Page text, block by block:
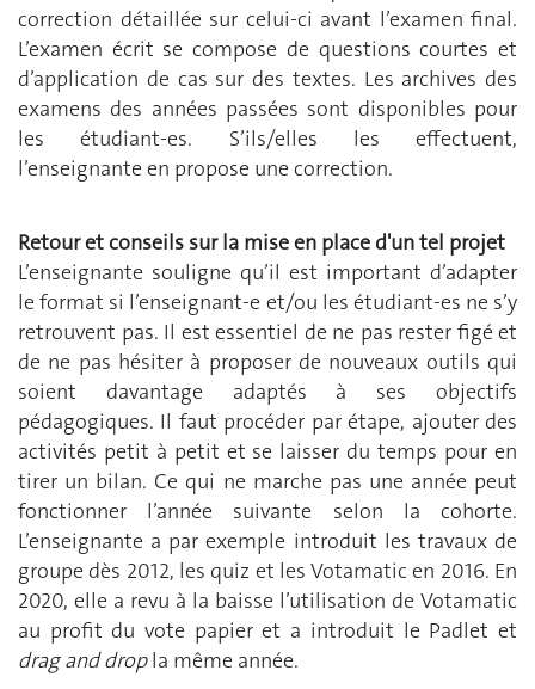
correction détaillée sur celui-ci avant l’examen final.
L’examen écrit se compose de questions courtes et
d’application de cas sur des textes. Les archives des
examens des années passées sont disponibles pour
les étudiant-es. S’ils/elles les effectuent,
l’enseignante en propose une correction.
Retour et conseils sur la mise en place d'un tel projet
L’enseignante souligne qu’il est important d’adapter
le format si l’enseignant-e et/ou les étudiant-es ne s’y
retrouvent pas. Il est essentiel de ne pas rester figé et
de ne pas hésiter à proposer de nouveaux outils qui
soient davantage adaptés à ses objectifs
pédagogiques. Il faut procéder par étape, ajouter des
activités petit à petit et se laisser du temps pour en
tirer un bilan. Ce qui ne marche pas une année peut
fonctionner l’année suivante selon la cohorte.
L’enseignante a par exemple introduit les travaux de
groupe dès 2012, les quiz et les Votamatic en 2016. En
2020, elle a revu à la baisse l’utilisation de Votamatic
au profit du vote papier et a introduit le Padlet et
drag and dropla même année.